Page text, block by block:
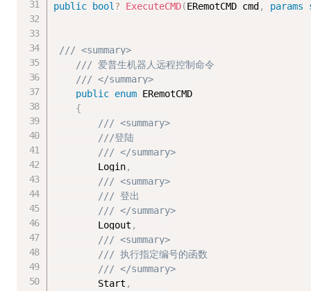
public
bool ? ExecuteCMD(ERemotCMD cmd , params
/// <summary>
/// 爱普生机器人远程控制命令
/// </summary>
public enum ERemotCMD
{
/// <summary>
///登陆
/// </summary>
        Login
,
/// <summary>
/// 登出
/// </summary>
        Logout
,
/// <summary>
/// 执行指定编号的函数
/// </summary>
        Start
,